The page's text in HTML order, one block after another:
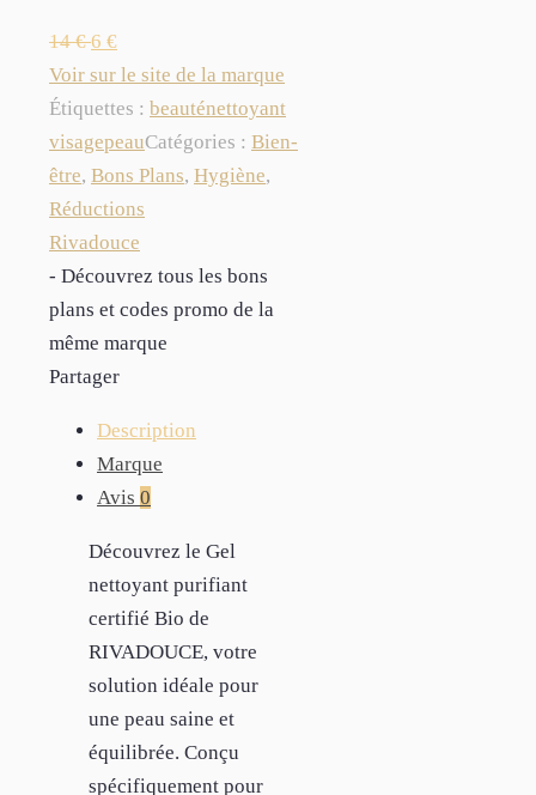
14€ 6 €
Voir sur le site de la marque
Étiquettes : beauténettoyant
visagepeauCatégories : Bien-
être, Bons Plans, Hygiène,
Réductions
Rivadouce
- Découvrez tous les bons
plans et codes promo de la
même marque
Partager
Description
Marque
Avis 0
Découvrez le Gel
nettoyant purifiant
certifié Bio de
RIVADOUCE, votre
solution idéale pour
une peau saine et
équilibrée. Conçu
spécifiquement pour